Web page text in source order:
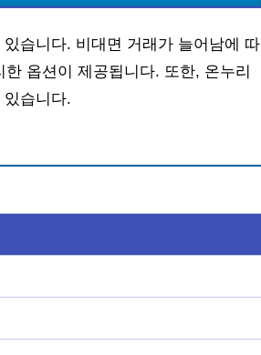
습니다. 비대면 거래가 늘어남에 따
옵션이 제공됩니다. 또한, 온누리
습니다.